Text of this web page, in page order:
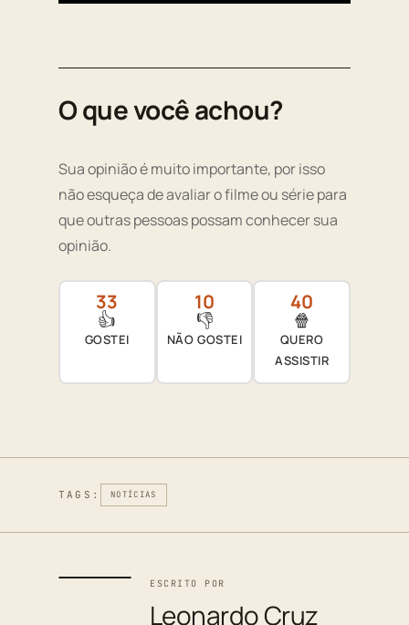
O que você achou?
Sua opinião é muito importante, por isso
não esqueça de avaliar o filme ou série para
que outras pessoas possam conhecer sua
opinião.
33
👍
GOSTEI
10
👎
NÃO GOSTEI
40
🍿
QUERO
ASSISTIR
TAGS: NOTÍCIAS
ESCRITO POR
Leonardo Cruz